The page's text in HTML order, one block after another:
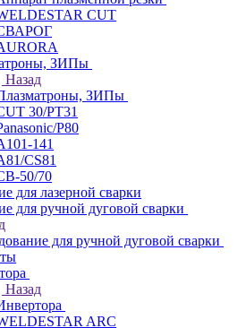
CUT
ЗИПы
Назад
ЗИПы
30/PT31
P80
141
CS81
50/70
для лазерной сварки
для ручной дуговой сварки
для ручной дуговой сварки
Назад
ARC